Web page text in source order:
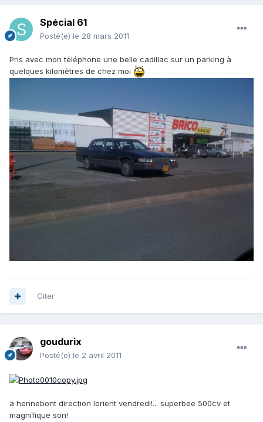
Spécial 61
Posté(e) le 28 mars 2011
Pris avec mon téléphone une belle cadillac sur un parking à
quelques kilomètres de chez moi
Citer
goudurix
Posté(e) le 2 avril 2011
a hennebont direction lorient vendredi!... superbee 500cv et
magnifique son!